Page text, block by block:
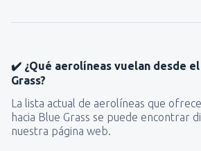
✔️ ¿Qué aerolíneas vuelan desde
Grass?
La lista actual de aerolíneas que
hacia Blue Grass se puede encontrar
nuestra página web.